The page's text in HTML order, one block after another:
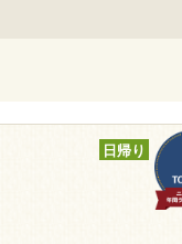
日帰り